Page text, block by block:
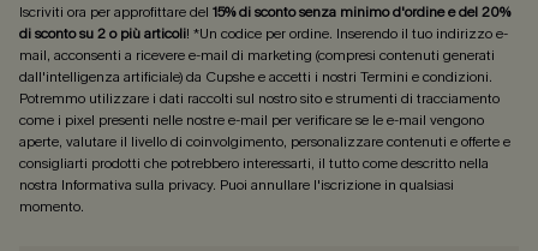
Iscriviti ora per approfittare del 15% di sconto senza minimo d'ordine e del 20%
di sconto su 2 o più articoli! *Un codice per ordine. Inserendo il tuo indirizzo e-
mail, acconsenti a ricevere e-mail di marketing (compresi contenuti generati
dall'intelligenza artificiale) da Cupshe e accetti i nostri Termini e condizioni.
Potremmo utilizzare i dati raccolti sul nostro sito e strumenti di tracciamento
come i pixel presenti nelle nostre e-mail per verificare se le e-mail vengono
aperte, valutare il livello di coinvolgimento, personalizzare contenuti e offerte e
consigliarti prodotti che potrebbero interessarti, il tutto come descritto nella
nostra Informativa sulla privacy. Puoi annullare l'iscrizione in qualsiasi
momento.